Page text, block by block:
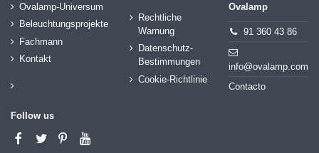
Ovalamp-Universum
Beleuchtungsprojekte
Fachmann
Kontakt
Rechtliche
Warnung
Datenschutz-
Bestimmungen
Cookie-Richtlinie
Ovalamp
91 360 43 86
info@ovalamp.com
Contacto
Follow us